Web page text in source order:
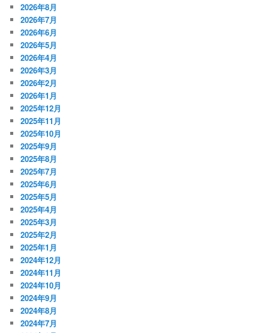
ー
シ
ョ
ン
2026年8月
2026年7月
2026年6月
2026年5月
2026年4月
2026年3月
2026年2月
2026年1月
2025年12月
2025年11月
2025年10月
2025年9月
2025年8月
2025年7月
2025年6月
2025年5月
2025年4月
2025年3月
2025年2月
2025年1月
2024年12月
2024年11月
2024年10月
2024年9月
2024年8月
2024年7月